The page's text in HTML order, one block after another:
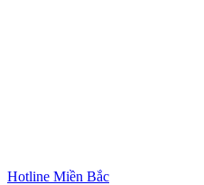
Hotline Miền Bắc